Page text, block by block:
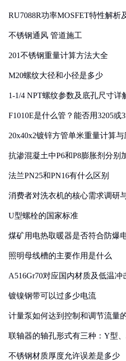
RU7088R功率MOSFET特性解析
不锈钢通风 管道施工
201不锈钢重量计算方法大全
M20螺纹大径和小径是多少
1-1/4 NPT螺纹参数及底孔尺寸详
F1010E是什么管？能否用3205或
20x40x2镀锌方管单米重量计算
抗渗混凝土中P6和P8膨胀剂分别
法兰PN25和PN16有什么区别
消费者对洗衣机的核心需求调研
U型螺栓的国家标准
煤矿用电热取暖器是否符合防爆
照明母线槽的主要作用是什么
A516Gr70对应国内材质及低温冲
镀镍钢带可以过多少电流
计量泵如何达到控制和调节流量
联轴器的轴孔形式有三种：Y型
不锈钢材质厚度允许误差是多少